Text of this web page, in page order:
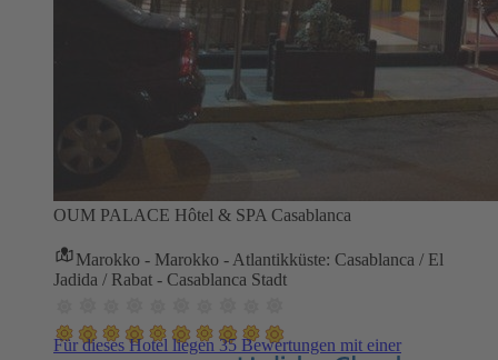
OUM PALACE Hôtel & SPA Casablanca
Marokko - Marokko - Atlantikküste: Casablanca / El
Jadida / Rabat - Casablanca Stadt
Für dieses Hotel liegen 35 Bewertungen mit einer